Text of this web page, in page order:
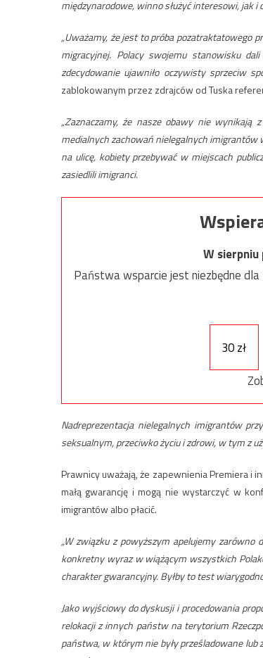
międzynarodowe, winno służyć interesowi, jak i
„Uważamy, że jest to próba pozatraktatowego
migracyjnej. Polacy swojemu stanowisku
zdecydowanie ujawniło oczywisty sprzeciw
zablokowanym przez zdrajców od Tuska
„Zaznaczamy, że nasze obawy nie wynikają
medialnych zachowań nielegalnych
na ulicę, kobiety przebywać w miejscach
zasiedlili imigranci.
W
Państwa wsparcie jest niezbędne
30 zł
Nadreprezentacja nielegalnych imigrantów
seksualnym, przeciwko życiu i zdrowi, w tym z
Prawnicy uważają, że zapewnienia Premiera i
małą gwarancję i mogą nie wystarczyć w
imigrantów albo płacić.
„W związku z powyższym apelujemy zarówno
konkretny wyraz w wiążącym wszystkich
charakter gwarancyjny. Byłby to test
Jako wyjściowy do dyskusji i procedowania
relokacji z innych państw na terytorium
państwa, w którym nie były prześladowane lub